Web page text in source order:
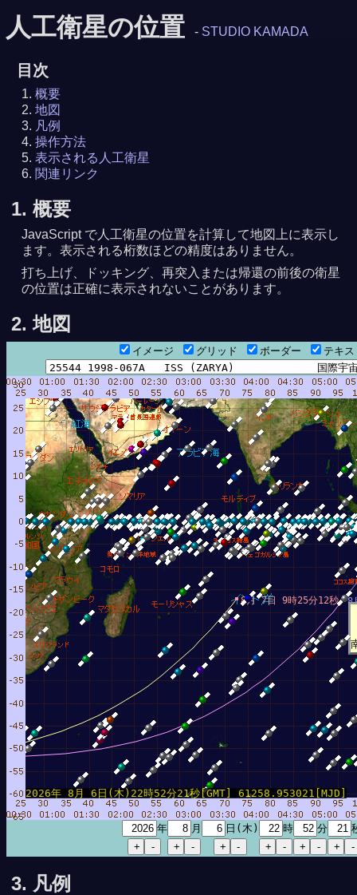
人工衛星の位置 - STUDIO KAMADA
目次
概要
地図
凡例
操作方法
表示される人工衛星
関連リンク
1. 概要
JavaScript で人工衛星の位置を計算して地図上に表示し
ます。表示される桁数ほどの精度はありません。
打ち上げ、ドッキング、再突入または帰還の前後の衛星
の位置は正確に表示されないことがあります。
2. 地図
イメージ グリッド ボーダー テキ
8
8月 7日 9時25分12秒
2026年 8月 6日(木)22時52分21秒[GMT] 61258.953021[MJD]
年 月 日(木) 時 分
3. 凡例